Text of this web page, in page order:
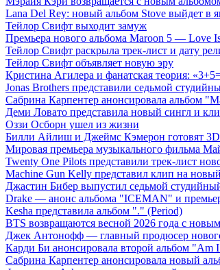
Lana Del Rey: новый альбом Stove выйдет в
Тейлор Свифт выходит замуж
Премьера нового альбома Maroon 5 — Love
Тейлор Свифт раскрыла трек-лист и дату
Тейлор Свифт объявляет новую эру
Кристина Агилера и фанатская теория:
Jonas Brothers представили седьмой
Сабрина Карпентер анонсировала альбом
Деми Ловато представила новый сингл и
Оззи Осборн ушел из жизни
Билли Айлиш и Джеймс Кэмерон готовят
Мировая премьера музыкального фильма
Twenty One Pilots представили трек-лист
Machine Gun Kelly представил клип на
Джастин Бибер выпустил седьмой
Drake — анонс альбома "ICEMAN" и
Kesha представила альбом "." (Period)
BTS возвращаются весной 2026 года с
Джек Антонофф — главный продюсер
Карди Би анонсировала второй альбом "Am
Сабрина Карпентер анонсировала новый